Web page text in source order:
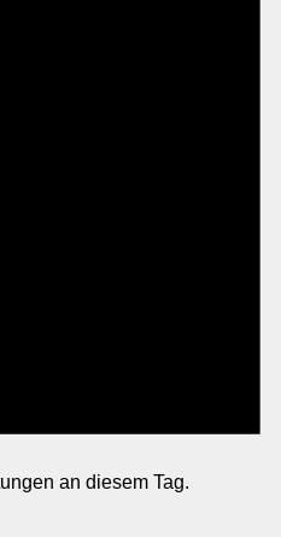
an diesem Tag.